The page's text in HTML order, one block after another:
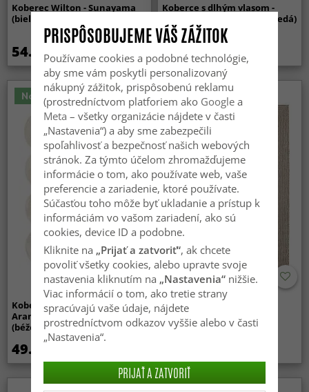
Koberec Wilton - Sunayama
(biely)
54.99 €
Koberce s dlhým vlasom -
Aranga Super Soft Fur (hnedá)
34.99 €
Novinka
Koberec shaggy vlnitý -
Aranga Super Soft Fur
(béžový)
49.99 €
Koberec pre interiér a
exteriér - Arlo (béžový)
PRISPÔSOBUJEME VÁŠ ZÁŽITOK
Používame cookies a podobné technológie,
aby sme vám poskytli personalizovaný
nákupný zážitok, prispôsobenú reklamu
(prostredníctvom platforiem ako Googlea
Meta – všetky organizácie nájdete v časti
„Nastavenia“) a aby sme zabezpečili
spoľahlivosť a bezpečnosť našich webových
stránok. Za týmto účelom zhromažďujeme
informácie o tom, ako používate web, vaše
preferencie a zariadenie, ktoré používate.
Súčasťou toho môže byť ukladanie a prístup k
informáciám vo vašom zariadení, ako sú
cookies, device ID a podobne.
Kliknite na „Prijať a zatvoriť“, ak chcete
povoliť všetky cookies, alebo upravte svoje
nastavenia kliknutím na „Nastavenia“nižšie.
Viac informácií o tom, ako tretie strany
spracúvajú vaše údaje, nájdete
prostredníctvom odkazov vyššie alebo v časti
„Nastavenia“.
PRIJAŤ A ZATVORIŤ